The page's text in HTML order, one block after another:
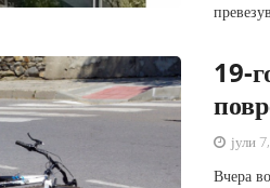
19-
јули
Вчера